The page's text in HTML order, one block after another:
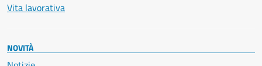
Vita lavorativa
NOVITÀ